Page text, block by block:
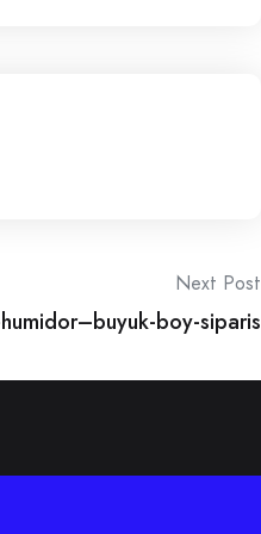
Next Post
boy-siparis